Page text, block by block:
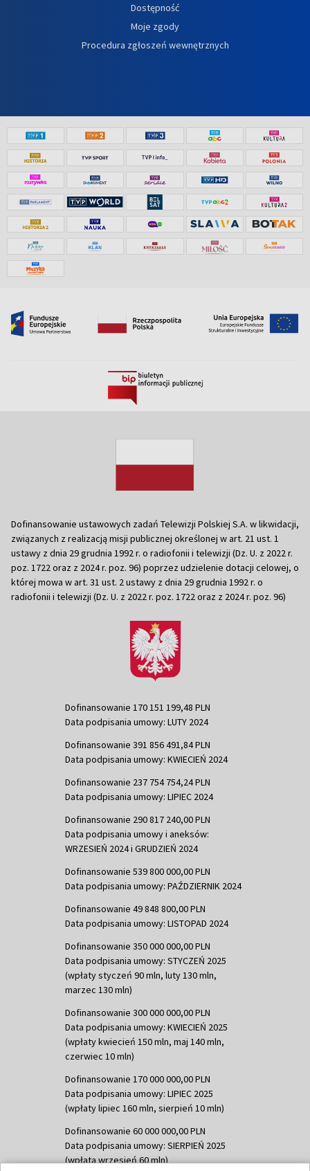
Dostępność
Moje zgody
Procedura zgłoszeń wewnętrznych
Dofinansowanie ustawowych zadań Telewizji Polskiej S.A. w likwidacji,
związanych z realizacją misji publicznej określonej w art. 21 ust. 1
ustawy z dnia 29 grudnia 1992 r. o radiofonii i telewizji (Dz. U. z 2022 r.
poz. 1722 oraz z 2024 r. poz. 96) poprzez udzielenie dotacji celowej, o
której mowa w art. 31 ust. 2 ustawy z dnia 29 grudnia 1992 r. o
radiofonii i telewizji (Dz. U. z 2022 r. poz. 1722 oraz z 2024 r. poz. 96)
Dofinansowanie 170 151 199,48 PLN
Data podpisania umowy: LUTY 2024
Dofinansowanie 391 856 491,84 PLN
Data podpisania umowy: KWIECIEŃ 2024
Dofinansowanie 237 754 754,24 PLN
Data podpisania umowy: LIPIEC 2024
Dofinansowanie 290 817 240,00 PLN
Data podpisania umowy i aneksów:
WRZESIEŃ 2024 i GRUDZIEŃ 2024
Dofinansowanie 539 800 000,00 PLN
Data podpisania umowy: PAŹDZIERNIK 2024
Dofinansowanie 49 848 800,00 PLN
Data podpisania umowy: LISTOPAD 2024
Dofinansowanie 350 000 000,00 PLN
Data podpisania umowy: STYCZEŃ 2025
(wpłaty styczeń 90 mln, luty 130 mln,
marzec 130 mln)
Dofinansowanie 300 000 000,00 PLN
Data podpisania umowy: KWIECIEŃ 2025
(wpłaty kwiecień 150 mln, maj 140 mln,
czerwiec 10 mln)
Dofinansowanie 170 000 000,00 PLN
Data podpisania umowy: LIPIEC 2025
(wpłaty lipiec 160 mln, sierpień 10 mln)
Dofinansowanie 60 000 000,00 PLN
Data podpisania umowy: SIERPIEŃ 2025
(wpłata wrzesień 60 mln)